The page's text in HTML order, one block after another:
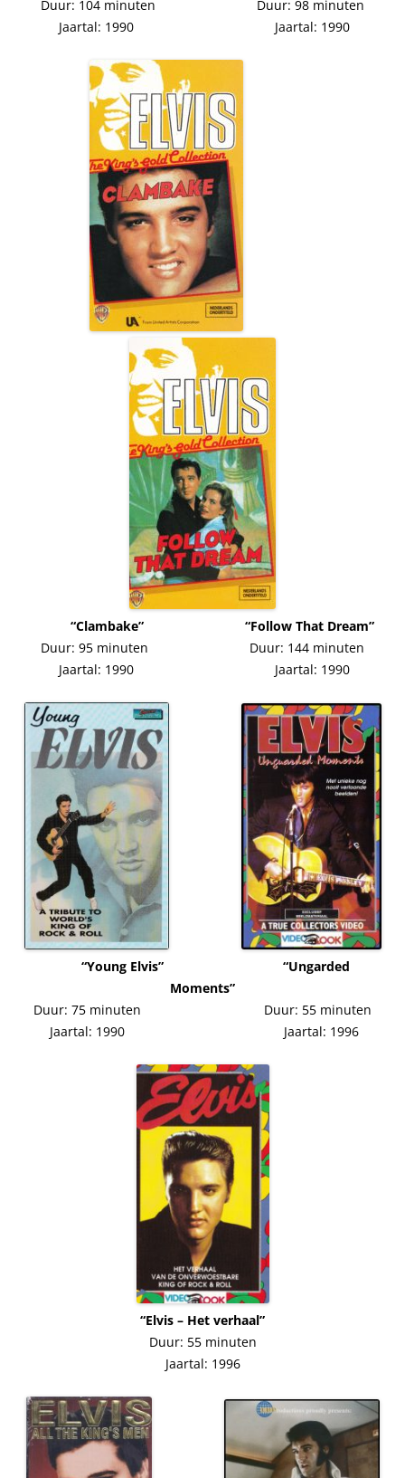
Duur: 104 minuten Duur: 98 minuten
Jaartal: 1990 Jaartal: 1990
“Clambake” “Follow That Dream”
Duur: 95 minuten Duur: 144 minuten
Jaartal: 1990 Jaartal: 1990
“Young Elvis” “Ungarded
Moments”
Duur: 75 minuten Duur: 55 minuten
Jaartal: 1990 Jaartal: 1996
“Elvis – Het verhaal”
Duur: 55 minuten
Jaartal: 1996